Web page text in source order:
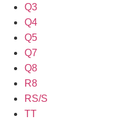
Q3
Q4
Q5
Q7
Q8
R8
RS/S
TT